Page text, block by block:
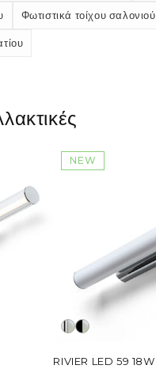
Φωτιστικά τοίχου σαλονιού
NEW
RIVIER LED 59 18W